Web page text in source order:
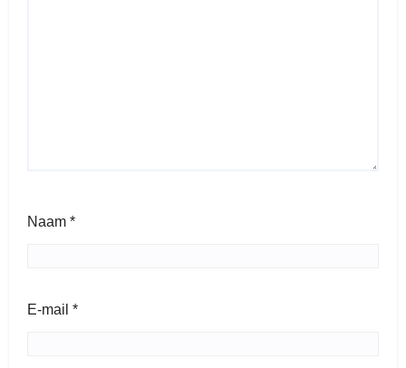
Naam *
E-mail *